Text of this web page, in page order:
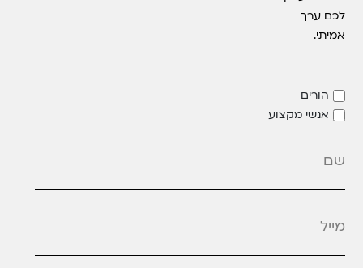
לכם ערך
אמיתי.
הורים
אנשי מקצוע